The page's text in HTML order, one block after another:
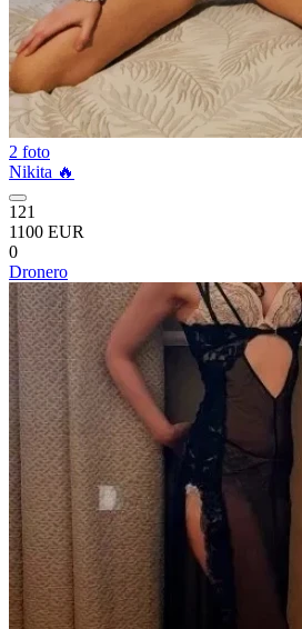
2 foto
Nikita 🔥
121
1100 EUR
0
Dronero